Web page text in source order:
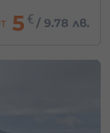
5 € /9.78 лв.